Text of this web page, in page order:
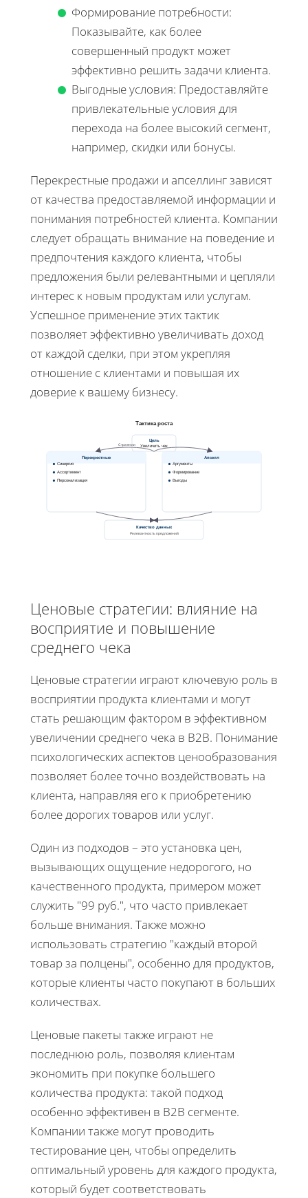
Формирование потребности:
Показывайте, как более
совершенный продукт может
эффективно решить задачи клиента.
Выгодные условия: Предоставляйте
привлекательные условия для
перехода на более высокий сегмент,
например, скидки или бонусы.
Перекрестные продажи и апселлинг зависят
от качества предоставляемой информации и
понимания потребностей клиента. Компании
следует обращать внимание на поведение и
предпочтения каждого клиента, чтобы
предложения были релевантными и цепляли
интерес к новым продуктам или услугам.
Успешное применение этих тактик
позволяет эффективно увеличивать доход
от каждой сделки, при этом укрепляя
отношениe с клиентами и повышая их
доверие к вашему бизнесу.
Тактика роста
Цель
Увеличить чек
Перекрестные
Синергия
Ассортимент
Персонализация
Апселл
Аргументы
Формирование
Выгоды
Качество данных
Релевантность предложений
Стратегии
Ценовые стратегии: влияние на
восприятие и повышение
среднего чека
Ценовые стратегии играют ключевую роль в
восприятии продукта клиентами и могут
стать решающим фактором в эффективном
увеличении среднего чека в B2B. Понимание
психологических аспектов ценообразования
позволяет более точно воздействовать на
клиента, направляя его к приобретению
более дорогих товаров или услуг.
Один из подходов – это установка цен,
вызывающих ощущение недорогого, но
качественного продукта, примером может
служить "99 руб.", что часто привлекает
больше внимания. Также можно
использовать стратегию "каждый второй
товар за полцены", особенно для продуктов,
которые клиенты часто покупают в больших
количествах.
Ценовые пакеты также играют не
последнюю роль, позволяя клиентам
экономить при покупке большего
количества продукта: такой подход
особенно эффективен в B2B сегменте.
Компании также могут проводить
тестирование цен, чтобы определить
оптимальный уровень для каждого продукта,
который будет соответствовать